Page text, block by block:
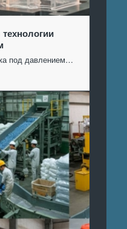
под давлением…